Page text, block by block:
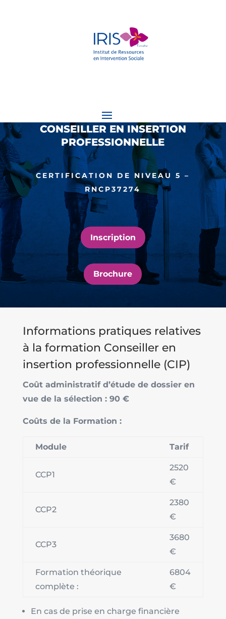
CONSEILLER EN INSERTION
PROFESSIONNELLE
CERTIFICATION DE NIVEAU 5 –
RNCP37274
Inscription
Brochure
Informations pratiques relatives
à la formation Conseiller en
insertion professionnelle (CIP)
Coût administratif d’étude de dossier en
vue de la sélection : 90 €
Coûts de la Formation :
Module Tarif
CCP1
2520
€
CCP2
2380
€
CCP3
3680
€
Formation théorique
complète :
6804
€
En cas de prise en charge financière